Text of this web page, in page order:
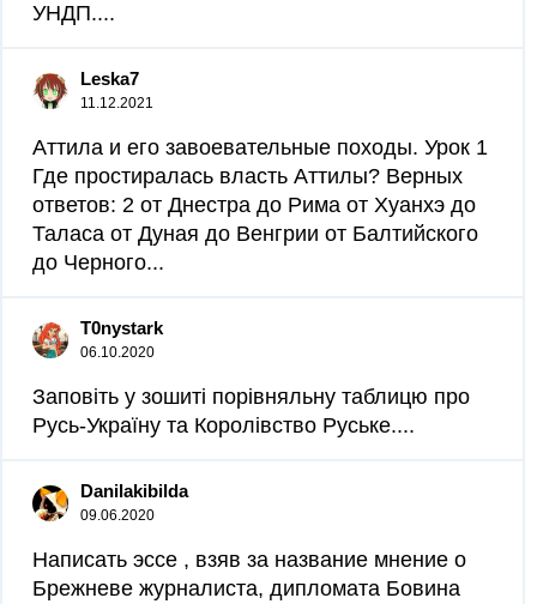
УНДП....
Leska7
11.12.2021
Аттила и его завоевательные походы. Урок 1
Где простиралась власть Аттилы? Верных
ответов: 2 от Днестра до Рима от Хуанхэ до
Таласа от Дуная до Венгрии от Балтийского
до Черного...
T0nystark
06.10.2020
Заповіть у зошиті порівняльну таблицю про
Русь-Україну та Королівство Руське.​...
Danilakibilda
09.06.2020
Написать эссе , взяв за название мнение о
Брежневе журналиста, дипломата Бовина